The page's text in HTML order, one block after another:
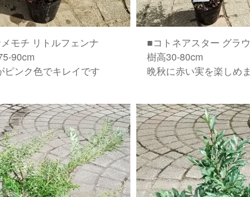
モチ リトルフェンナ
90cm
ピンク色でキレイです
■コトネアスター グラ
樹高30-80cm
晩秋に赤い実を楽しめ